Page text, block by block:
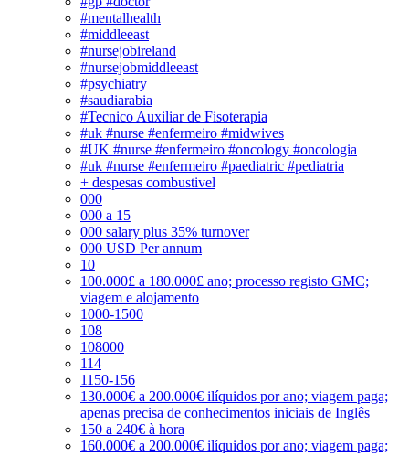
#mentalhealth
#middleeast
#nursejobireland
#nursejobmiddleeast
#psychiatry
#saudiarabia
#Tecnico Auxiliar de Fisoterapia
#uk #nurse #enfermeiro #midwives
#UK #nurse #enfermeiro #oncology #oncologia
#uk #nurse #enfermeiro #paediatric #pediatria
+ despesas combustivel
000
000 a 15
000 salary plus 35% turnover
000 USD Per annum
10
100.000£ a 180.000£ ano; processo registo GMC;
viagem e alojamento
1000-1500
108
108000
114
1150-156
130.000€ a 200.000€ ilíquidos por ano; viagem paga;
apenas precisa de conhecimentos iniciais de Inglês
150 a 240€ à hora
160.000€ a 200.000€ ilíquidos por ano; viagem paga;